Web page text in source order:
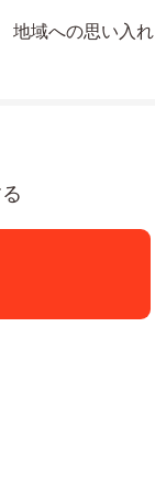
地域への思い入れ